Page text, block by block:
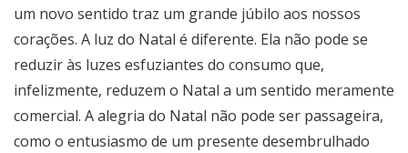
um novo sentido traz um grande júbilo aos nossos
corações. A luz do Natal é diferente. Ela não pode se
reduzir às luzes esfuziantes do consumo que,
infelizmente, reduzem o Natal a um sentido meramente
comercial. A alegria do Natal não pode ser passageira,
como o entusiasmo de um presente desembrulhado